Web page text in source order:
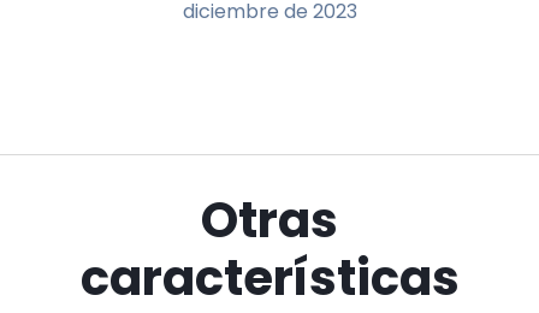
diciembre de 2023
Otras
características